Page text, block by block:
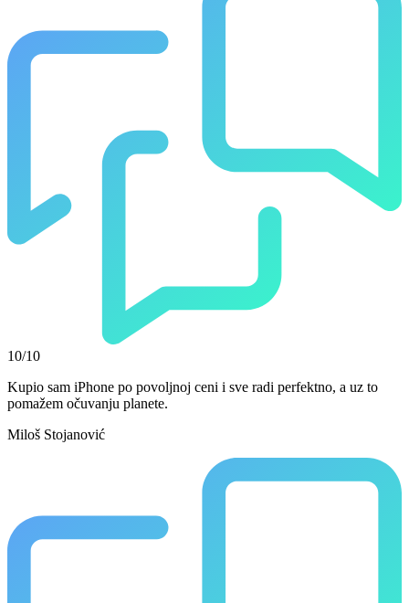
10/10
Kupio sam iPhone po povoljnoj ceni i sve radi perfektno, a uz to
pomažem očuvanju planete.
Miloš Stojanović